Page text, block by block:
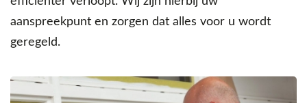
aanspreekpunt en zorgen dat alles voor u wordt
geregeld.